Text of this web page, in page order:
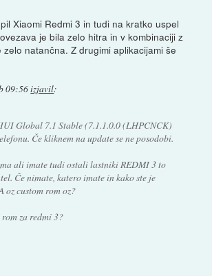
Xiaomi Redmi 3 in tudi na kratko uspel
je bila zelo hitra in v kombinaciji z
natančna. Z drugimi aplikacijami še
09:56izjavil:
Global 7.1 Stable (7.1.1.0.0 (LHPCNCK)
Če kliknem na update se ne posodobi.
ali imate tudi ostali lastniki REDMI 3 to
Če nimate, katero imate in kako ste je
oz custom rom oz?
za redmi 3?